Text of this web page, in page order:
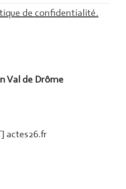
de confidentialité.
Val de Drôme
actes26.fr